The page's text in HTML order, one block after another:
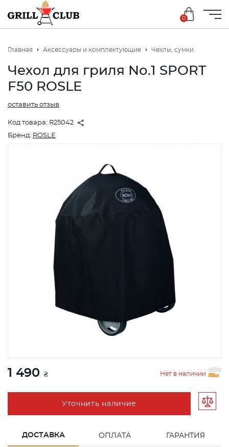
0
Главная Аксессуары и комплектующие Чехлы, сумки
Чехол для гриля No.1 SPORT
F50 ROSLE
Код товара: R25042
оставить отзыв
Бренд: ROSLE
1 490 ₴ Нет в наличии
Уточнить наличие
ДОСТАВКА ОПЛАТА ГАРАНТИЯ